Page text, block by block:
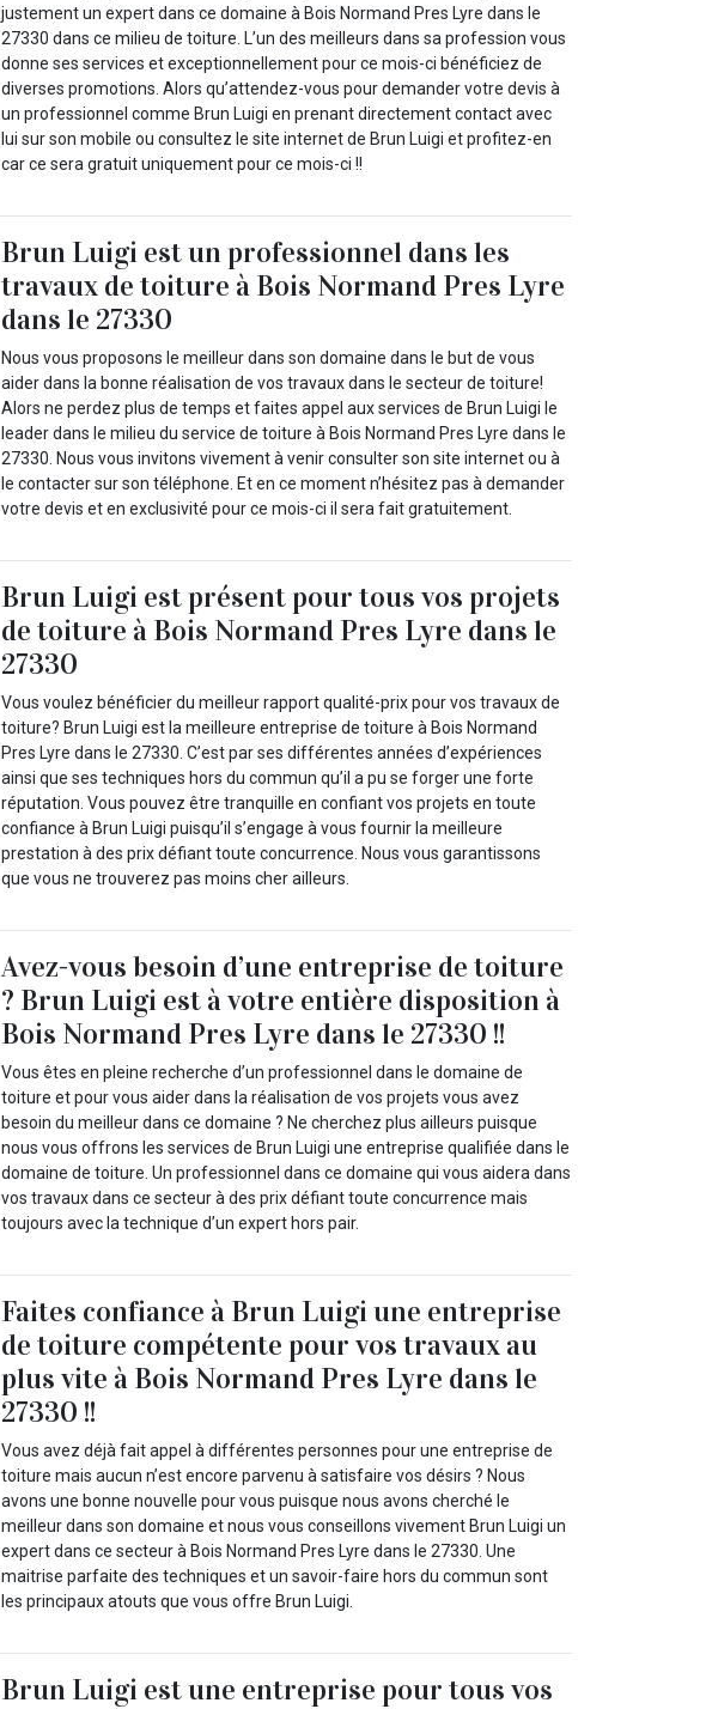
justement un expert dans ce domaine à Bois Normand Pres Lyre dans le
27330 dans ce milieu de toiture. L’un des meilleurs dans sa profession vous
donne ses services et exceptionnellement pour ce mois-ci bénéficiez de
diverses promotions. Alors qu’attendez-vous pour demander votre devis à
un professionnel comme Brun Luigi en prenant directement contact avec
lui sur son mobile ou consultez le site internet de Brun Luigi et profitez-en
car ce sera gratuit uniquement pour ce mois-ci !!
Brun Luigi est un professionnel dans les
travaux de toiture à Bois Normand Pres Lyre
dans le 27330
Nous vous proposons le meilleur dans son domaine dans le but de vous
aider dans la bonne réalisation de vos travaux dans le secteur de toiture!
Alors ne perdez plus de temps et faites appel aux services de Brun Luigi le
leader dans le milieu du service de toiture à Bois Normand Pres Lyre dans le
27330. Nous vous invitons vivement à venir consulter son site internet ou à
le contacter sur son téléphone. Et en ce moment n’hésitez pas à demander
votre devis et en exclusivité pour ce mois-ci il sera fait gratuitement.
Brun Luigi est présent pour tous vos projets
de toiture à Bois Normand Pres Lyre dans le
27330
Vous voulez bénéficier du meilleur rapport qualité-prix pour vos travaux de
toiture? Brun Luigi est la meilleure entreprise de toiture à Bois Normand
Pres Lyre dans le 27330. C’est par ses différentes années d’expériences
ainsi que ses techniques hors du commun qu’il a pu se forger une forte
réputation. Vous pouvez être tranquille en confiant vos projets en toute
confiance à Brun Luigi puisqu’il s’engage à vous fournir la meilleure
prestation à des prix défiant toute concurrence. Nous vous garantissons
que vous ne trouverez pas moins cher ailleurs.
Avez-vous besoin d’une entreprise de toiture
? Brun Luigi est à votre entière disposition à
Bois Normand Pres Lyre dans le 27330 !!
Vous êtes en pleine recherche d’un professionnel dans le domaine de
toiture et pour vous aider dans la réalisation de vos projets vous avez
besoin du meilleur dans ce domaine ? Ne cherchez plus ailleurs puisque
nous vous offrons les services de Brun Luigi une entreprise qualifiée dans le
domaine de toiture. Un professionnel dans ce domaine qui vous aidera dans
vos travaux dans ce secteur à des prix défiant toute concurrence mais
toujours avec la technique d’un expert hors pair.
Faites confiance à Brun Luigi une entreprise
de toiture compétente pour vos travaux au
plus vite à Bois Normand Pres Lyre dans le
27330 !!
Vous avez déjà fait appel à différentes personnes pour une entreprise de
toiture mais aucun n’est encore parvenu à satisfaire vos désirs ? Nous
avons une bonne nouvelle pour vous puisque nous avons cherché le
meilleur dans son domaine et nous vous conseillons vivement Brun Luigi un
expert dans ce secteur à Bois Normand Pres Lyre dans le 27330. Une
maitrise parfaite des techniques et un savoir-faire hors du commun sont
les principaux atouts que vous offre Brun Luigi.
Brun Luigi est une entreprise pour tous vos